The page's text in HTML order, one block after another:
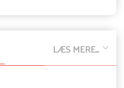
LÆS MERE...